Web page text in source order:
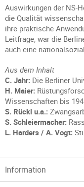
Auswirkungen der NS-
die Qualität
ihre praktische
Leitfrage, war die
auch eine
Aus dem Inhalt
C. Jahr: Die Berliner
H. Maier:
Wissenschaften bis
S. Rückl u.a.:
S. Schleiermacher:
L. Harders / A. Vogt:
Information